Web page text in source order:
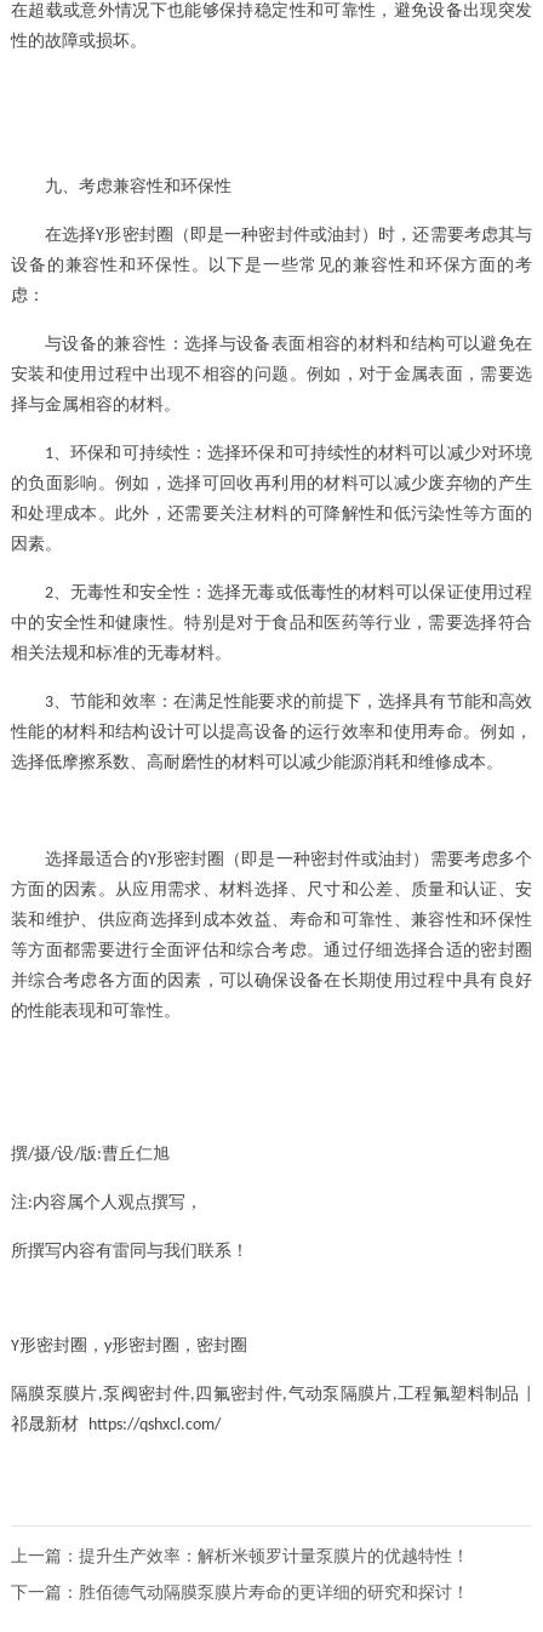
在超载或意外情况下也能够保持稳定性和可靠性，避免设备出现突发
性的故障或损坏。
九、考虑兼容性和环保性
在选择Y形密封圈（即是一种密封件或油封） 时，还需要考虑其与
设备的兼容性和环保性。以下是一些常见的兼容性和环保方面的考
虑：
与设备的兼容性：选择与设备表面相容的材料和结构可以避免在
安装和使用过程中出现不相容的问题。例如，对于金属表面，需要选
择与金属相容的材料。
1、环保和可持续性：选择环保和可持续性的材料可以减少对环境
的负面影响。例如，选择可回收再利用的材料可以减少废弃物的产生
和处理成本。此外，还需要关注材料的可降解性和低污染性等方面的
因素。
2、无毒性和安全性：选择无毒或低毒性的材料可以保证使用过程
中的安全性和健康性。特别是对于食品和医药等行业，需要选择符合
相关法规和标准的无毒材料。
3、节能和效率：在满足性能要求的前提下，选择具有节能和高效
性能的材料和结构设计可以提高设备的运行效率和使用寿命。例如，
选择低摩擦系数、高耐磨性的材料可以减少能源消耗和维修成本。
选择最适合的Y形密封圈（即是一种密封件或油封） 需要考虑多个
方面的因素。从应用需求、材料选择、尺寸和公差、质量和认证、安
装和维护、供应商选择到成本效益、寿命和可靠性、兼容性和环保性
等方面都需要进行全面评估和综合考虑。通过仔细选择合适的密封圈
并综合考虑各方面的因素，可以确保设备在长期使用过程中具有良好
的性能表现和可靠性。
撰/摄/设/版:曹丘仁旭
注:内容属个人观点撰写，
所撰写内容有雷同与我们联系！
Y形密封圈， y形密封圈，密封圈
隔膜泵膜片,泵阀密封件, 四氟密封件,气动泵隔膜片,工程氟塑料制品
祁晟新材 https://qshxcl.com/
上一篇：提升生产效率：解析米顿罗计量泵膜片的优越特性！
下一篇：胜佰德气动隔膜泵膜片寿命的更详细的研究和探讨！